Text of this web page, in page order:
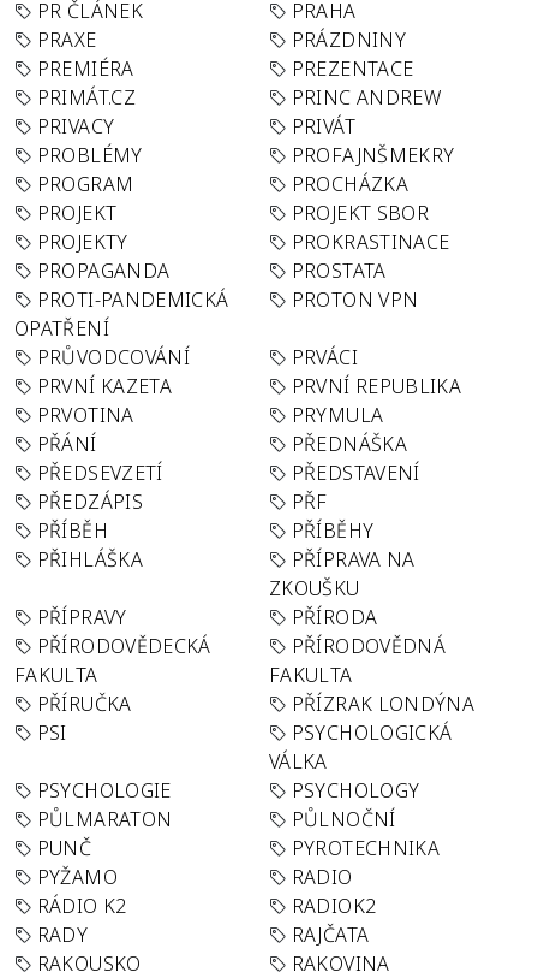
PR ČLÁNEK
PRAHA
PRAXE
PRÁZDNINY
PREMIÉRA
PREZENTACE
PRIMÁT.CZ
PRINC ANDREW
PRIVACY
PRIVÁT
PROBLÉMY
PROFAJNŠMEKRY
PROGRAM
PROCHÁZKA
PROJEKT
PROJEKT SBOR
PROJEKTY
PROKRASTINACE
PROPAGANDA
PROSTATA
PROTI-PANDEMICKÁ
OPATŘENÍ
PROTON VPN
PRŮVODCOVÁNÍ
PRVÁCI
PRVNÍ KAZETA
PRVNÍ REPUBLIKA
PRVOTINA
PRYMULA
PŘÁNÍ
PŘEDNÁŠKA
PŘEDSEVZETÍ
PŘEDSTAVENÍ
PŘEDZÁPIS
PŘF
PŘÍBĚH
PŘÍBĚHY
PŘIHLÁŠKA
PŘÍPRAVA NA
ZKOUŠKU
PŘÍPRAVY
PŘÍRODA
PŘÍRODOVĚDECKÁ
FAKULTA
PŘÍRODOVĚDNÁ
FAKULTA
PŘÍRUČKA
PŘÍZRAK LONDÝNA
PSI
PSYCHOLOGICKÁ
VÁLKA
PSYCHOLOGIE
PSYCHOLOGY
PŮLMARATON
PŮLNOČNÍ
PUNČ
PYROTECHNIKA
PYŽAMO
RADIO
RÁDIO K2
RADIOK2
RADY
RAJČATA
RAKOUSKO
RAKOVINA